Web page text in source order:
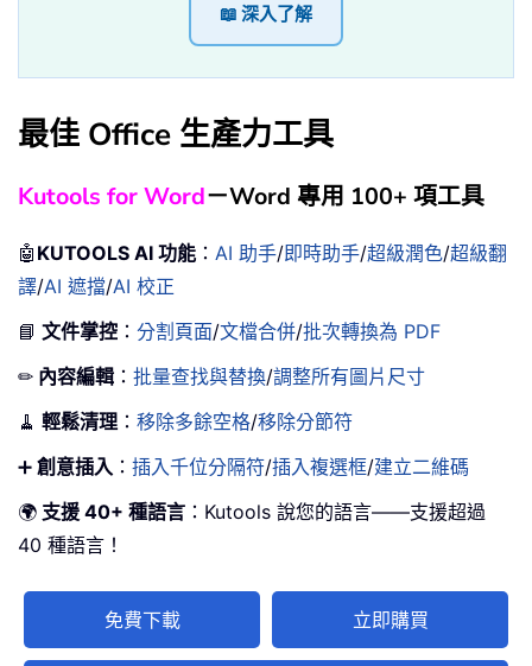
📖 深入了解
最佳 Office 生產力工具
Kutools for Word－Word 專用 100+ 項工具
🤖 KUTOOLS AI 功能 ： AI 助手/即時助手/超級潤色/超級翻
譯/AI 遮擋/AI 校正
📘 文件掌控 ： 分割頁面/文檔合併/批次轉換為 PDF
✏ 內容編輯 ： 批量查找與替換/調整所有圖片尺寸
🧹 輕鬆清理 ： 移除多餘空格/移除分節符
➕ 創意插入 ： 插入千位分隔符/插入複選框/建立二維碼
🌍 支援 40+ 種語言 ：Kutools 說您的語言——支援超過
40 種語言！
免費下載 立即購買